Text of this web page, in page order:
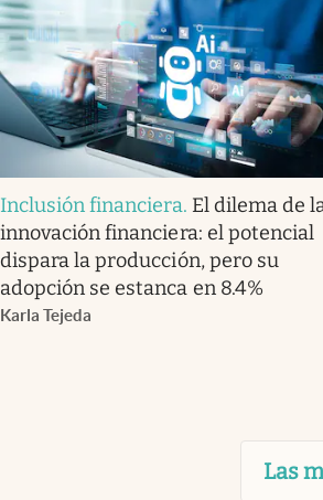
Inclusión financiera. El dilema de
innovación financiera: el potencial
dispara la producción, pero su
adopción se estanca en 8.4%
Karla Tejeda
Las